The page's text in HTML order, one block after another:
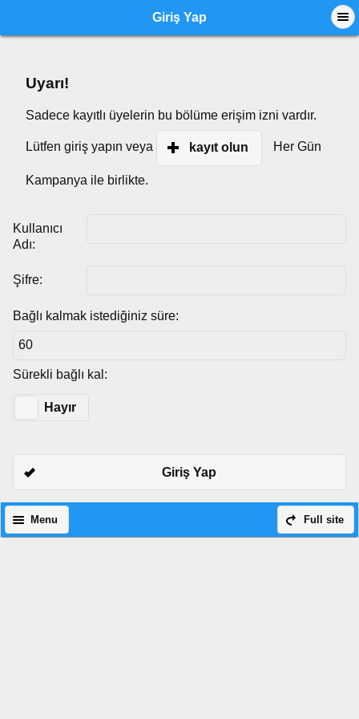
Giriş Yap
Uyarı!
Sadece kayıtlı üyelerin bu bölüme erişim izni vardır.
Lütfen giriş yapın veya kayıt olun Her Gün
Kampanya ile birlikte.
Kullanıcı
Adı:
Şifre:
Bağlı kalmak istediğiniz süre:
Sürekli bağlı kal:
Hayır
Giriş Yap
Full site
Menu